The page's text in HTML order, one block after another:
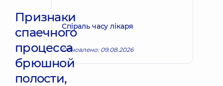
Признаки
спаечного
процесса
брюшной
полости,
Спіраль часу лікаря
Обновлено: 09.08.2026